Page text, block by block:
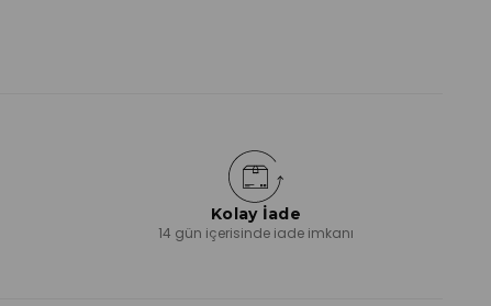
Kolay İade
14 gün içerisinde iade imkanı